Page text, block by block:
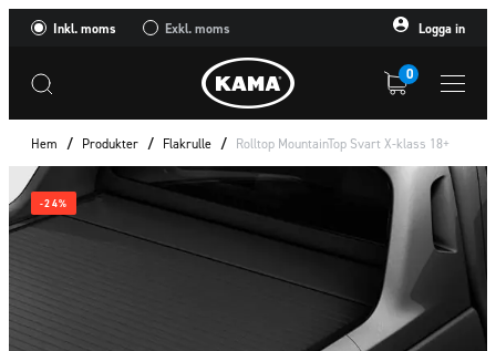
Inkl. moms Exkl. moms Logga in
0
Hem / Produkter / Flakrulle / Rolltop MountainTop Svart X-klass 18+
-24%